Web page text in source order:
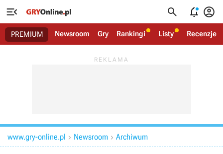
   
PREMIUM Newsroom Gry Rankingi Listy Recenzje
www.gry-online.pl  Newsroom  Archiwum